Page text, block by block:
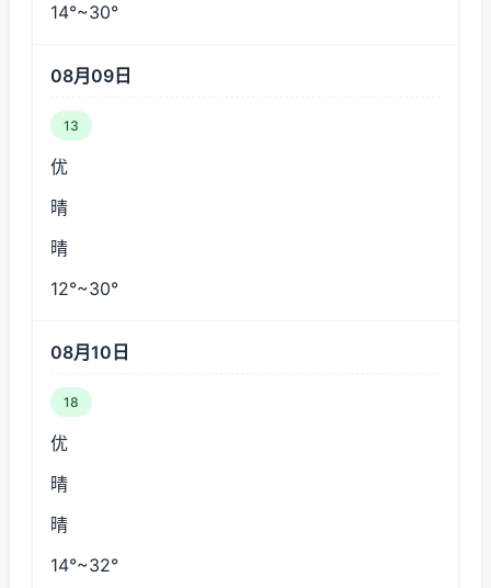
14°~30°
08月09日
13
优
晴
晴
12°~30°
08月10日
18
优
晴
晴
14°~32°